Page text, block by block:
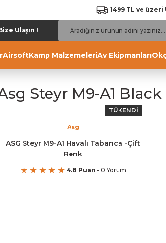
1499 TL ve
Ulaşın !
AirsoftKamp MalzemeleriAv Ekipmanları
Steyr M9-A1
TÜKENDİ
Asg
ASG Steyr M9-A1 Havalı Tabanca -Çift
Renk
4.8 Puan - 0 Yorum